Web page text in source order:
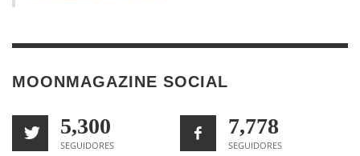
MOONMAGAZINE SOCIAL
5,300
SEGUIDORES
7,778
SEGUIDORES